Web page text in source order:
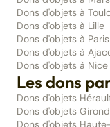
Dons d'objets à
Dons d'objets à Lille
Dons d'objets à Paris
Dons d'objets à
Dons d'objets à Nice
Les dons
Dons d'objets
Dons d'objets
Dons d'objets